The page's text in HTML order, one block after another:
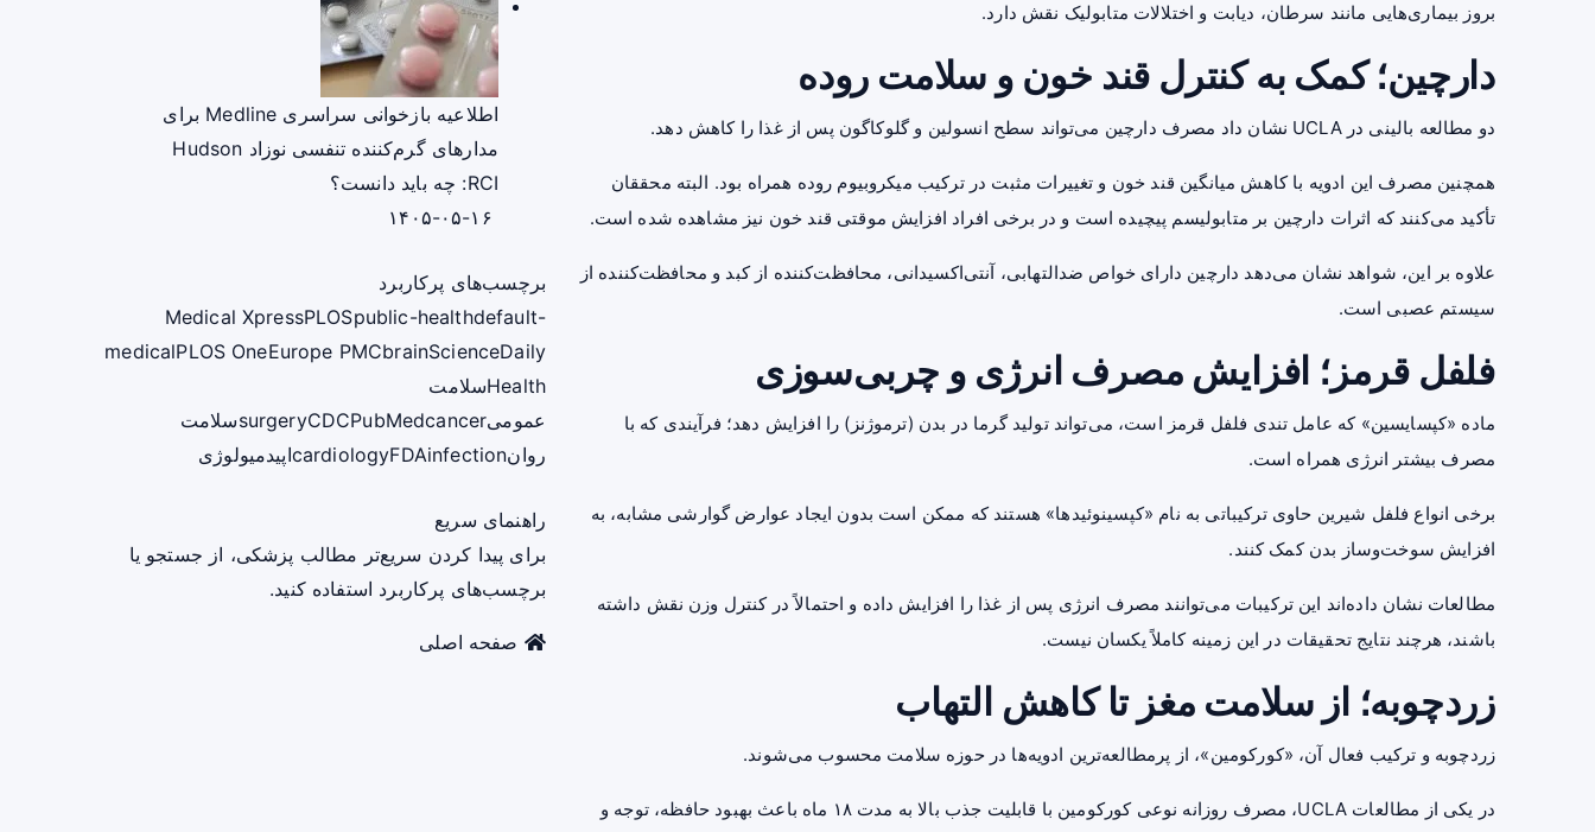
بروز بیماری‌هایی مانند سرطان، دیابت و اختلالات متابولیک نقش دارد.
دارچین؛ کمک به کنترل قند خون و سلامت روده
دو مطالعه بالینی در UCLA نشان داد مصرف دارچین می‌تواند سطح انسولین و گلوکاگون پس از غذا را کاهش دهد.
همچنین مصرف این ادویه با کاهش میانگین قند خون و تغییرات مثبت در ترکیب میکروبیوم روده همراه بود. البته محققان
تأکید می‌کنند که اثرات دارچین بر متابولیسم پیچیده است و در برخی افراد افزایش موقتی قند خون نیز مشاهده شده است.
علاوه بر این، شواهد نشان می‌دهد دارچین دارای خواص ضدالتهابی، آنتی‌اکسیدانی، محافظت‌کننده از کبد و محافظت‌کننده از
سیستم عصبی است.
فلفل قرمز؛ افزایش مصرف انرژی و چربی‌سوزی
ماده «کپسایسین» که عامل تندی فلفل قرمز است، می‌تواند تولید گرما در بدن (ترموژنز) را افزایش دهد؛ فرآیندی که با
مصرف بیشتر انرژی همراه است.
برخی انواع فلفل شیرین حاوی ترکیباتی به نام «کپسینوئیدها» هستند که ممکن است بدون ایجاد عوارض گوارشی مشابه، به
افزایش سوخت‌وساز بدن کمک کنند.
مطالعات نشان داده‌اند این ترکیبات می‌توانند مصرف انرژی پس از غذا را افزایش داده و احتمالاً در کنترل وزن نقش داشته
باشند، هرچند نتایج تحقیقات در این زمینه کاملاً یکسان نیست.
زردچوبه؛ از سلامت مغز تا کاهش التهاب
زردچوبه و ترکیب فعال آن، «کورکومین»، از پرمطالعه‌ترین ادویه‌ها در حوزه سلامت محسوب می‌شوند.
در یکی از مطالعات UCLA، مصرف روزانه نوعی کورکومین با قابلیت جذب بالا به مدت ۱۸ ماه باعث بهبود حافظه، توجه و
اطلاعیه بازخوانی سراسری Medline برای
مدارهای گرم‌کننده تنفسی نوزاد Hudson
RCI: چه باید دانست؟
برچسب‌های پرکاربرد
Medical XpressPLOSpublic-healthdefault-
medicalPLOS OneEurope PMCbrainScienceDaily
Healthسلامت
عمومی
surgeryCDCPubMedcancer
سلامت
روان
cardiologyFDAinfection اپیدمیولوژی
راهنمای سریع
برای پیدا کردن سریع‌تر مطالب پزشکی، از جستجو یا
برچسب‌های پرکاربرد استفاده کنید.
صفحه اصلی